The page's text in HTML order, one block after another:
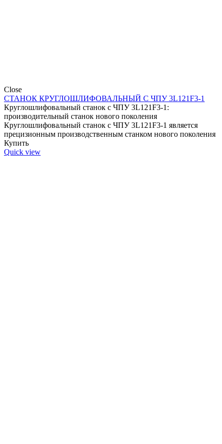
Close
СТАНОК КРУГЛОШЛИФОВАЛЬНЫЙ С ЧПУ 3L121F3-1
Круглошлифовальный станок с ЧПУ 3L121F3-1:
производительный станок нового поколения
Круглошлифовальный станок c ЧПУ 3L121F3-1 является
прецизионным производственным станком нового поколения
Купить
Quick view